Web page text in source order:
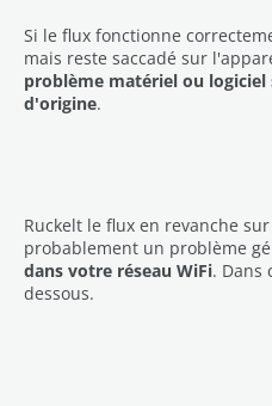
Si le flux fonctionne
mais reste saccadé sur
problème matériel ou
d'origine.
Ruckelt le flux en revanche
probablement un problème
dans votre réseau WiFi. Dans
dessous.